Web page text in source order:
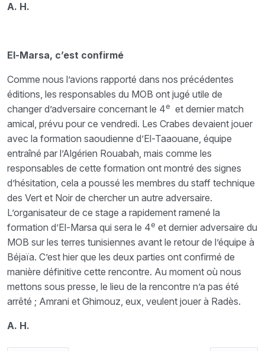
A. H.
El-Marsa, c’est confirmé
Comme nous l’avions rapporté dans nos précédentes
éditions, les responsables du MOB ont jugé utile de
changer d’adversaire concernant le 4e et dernier match
amical, prévu pour ce vendredi. Les Crabes devaient jouer
avec la formation saoudienne d’El-Taaouane, équipe
entraîné par l’Algérien Rouabah, mais comme les
responsables de cette formation ont montré des signes
d’hésitation, cela a poussé les membres du staff technique
des Vert et Noir de chercher un autre adversaire.
L’organisateur de ce stage a rapidement ramené la
formation d’El-Marsa qui sera le 4e et dernier adversaire du
MOB sur les terres tunisiennes avant le retour de l’équipe à
Béjaïa. C’est hier que les deux parties ont confirmé de
manière définitive cette rencontre. Au moment où nous
mettons sous presse, le lieu de la rencontre n’a pas été
arrêté ; Amrani et Ghimouz, eux, veulent jouer à Radès.
A. H.